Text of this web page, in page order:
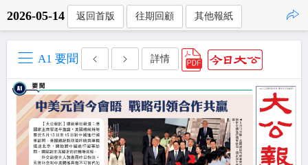
2026-05-14 返回首版 往期回顧 其他報紙
A1 要聞 詳情